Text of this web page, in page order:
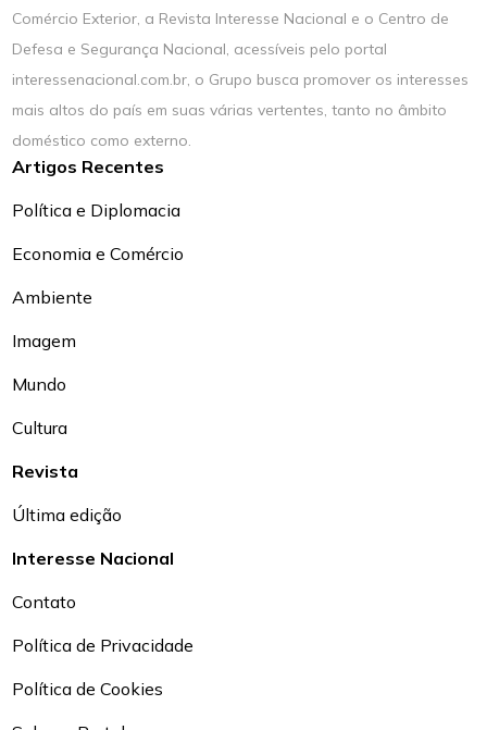
Comércio Exterior, a Revista Interesse Nacional e o Centro de
Defesa e Segurança Nacional, acessíveis pelo portal
interessenacional.com.br, o Grupo busca promover os interesses
mais altos do país em suas várias vertentes, tanto no âmbito
doméstico como externo.
Artigos Recentes
Política e Diplomacia
Economia e Comércio
Ambiente
Imagem
Mundo
Cultura
Revista
Última edição
Interesse Nacional
Contato
Política de Privacidade
Política de Cookies